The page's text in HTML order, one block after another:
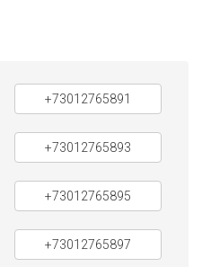
+73012765891
+73012765893
+73012765895
+73012765897